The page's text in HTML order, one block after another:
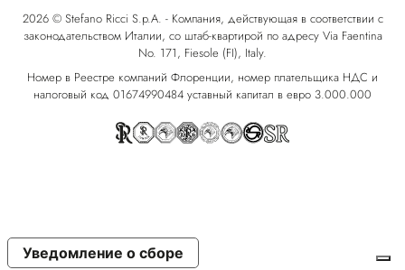
2026 © Stefano Ricci S.p.A. - Компания, действующая в соответствии с
законодательством Италии, со штаб-квартирой по адресу Via Faentina
No. 171, Fiesole (FI), Italy.
Номер в Реестре компаний Флоренции, номер плательщика НДС и
налоговый код 01674990484 уставный капитал в евро 3.000.000
Уведомление о сборе